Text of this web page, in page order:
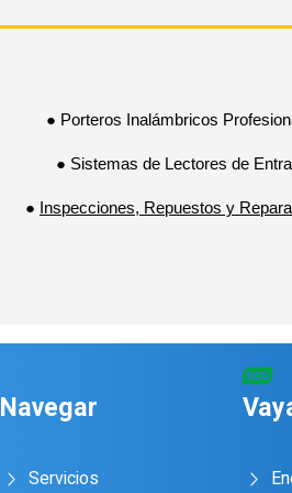
● Porteros Inalámbricos
● Sistemas de Lectores de
● Inspecciones, Repuestos y
Navegar
Servicios